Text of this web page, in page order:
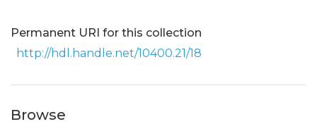
Entities
Statistics
Permanent URI for this collection
http://hdl.handle.net/10400.21/18
Browse